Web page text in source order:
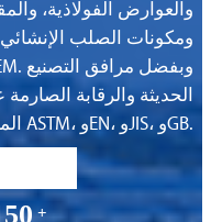
والعوارض الفولاذية،
ومكونات الصلب
الحديثة والرقابة
المعايير الدولية الرئيسية، بما في ذلك ASTM، وEN، وJIS، وGB.
+